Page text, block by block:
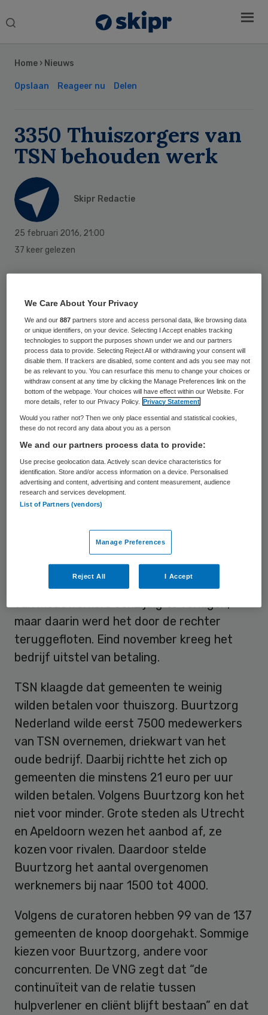
Search
Home › Nieuws
Opslaan Reageer nu Delen
3350 Thuiszorgers van
TSN behouden werk
Skipr Redactie
25 februari 2016, 21:00
37 keer gelezen
Thuiszorg behouden hun baan en hun
salaris. Ze kunnen aan de slag bij Buurtzorg
Nederland of bij andere aanbieders die het
werk willen overnemen. De Vereniging van
Nederlandse Gemeenten (VNG) heeft dat
op 25 februari laten weten. Het gaat om
huidige informatie van gemeenten”. De
curatoren verwachten nog reacties van
andere gemeenten. Het aantal kan dus nog
oplopen.
van Nederland met 12.000 medewerkers en
ruim 40.000 cliënten. Het bedrijf kwam
echter in financiële nood. Het ontsloeg veel
werknemers. Ook probeerde het de lonen
van medewerkers eenzijdig te verlagen,
maar daarin werd het door de rechter
teruggefloten. Eind november kreeg het
bedrijf uitstel van betaling.
TSN klaagde dat gemeenten te weinig
wilden betalen voor thuiszorg. Buurtzorg
Nederland wilde eerst 7500 medewerkers
van TSN overnemen, driekwart van het
oude bedrijf. Daarbij richtte het zich op
gemeenten die minstens 21 euro per uur
wilden betalen. Volgens Buurtzorg kon het
niet voor minder. Grote steden als Utrecht
en Apeldoorn wezen het aanbod af, ze
kozen voor rivalen. Daardoor stelde
Buurtzorg het aantal overgenomen
werknemers bij naar 1500 tot 4000.
Volgens de curatoren hebben 99 van de 137
gemeenten de knoop doorgehakt. Sommige
kiezen voor Buurtzorg, andere voor
concurrenten. De VNG zegt dat “de
continuïteit van de relatie tussen
hulpverlener en cliënt blijft bestaan” en dat
Sidebar
We Care About Your Privacy
We and our887 partners store and access personal data, like browsing data
or unique identifiers, on your device. Selecting I Accept enables tracking
technologies to support the purposes shown under we and our partners
process data to provide. Selecting Reject All or withdrawing your consent will
disable them. If trackers are disabled, some content and ads you see may not
be as relevant to you. You can resurface this menu to change your choices or
withdraw consent at any time by clicking the Manage Preferences link on the
bottom of the webpage. Your choices will have effect within our Website. For
more details, refer to our Privacy Policy.
Privacy Statement
Would you rather not? Then we only place essential and statistical cookies,
these do not record any data about you as a person
We and our partners process data to provide:
Use precise geolocation data. Actively scan device characteristics for
identification. Store and/or access information on a device. Personalised
advertising and content, advertising and content measurement, audience
research and services development.
List of Partners (vendors)
Manage Preferences
Reject All I Accept